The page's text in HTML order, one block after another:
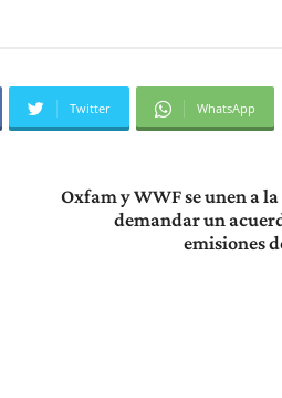
Twitter WhatsApp
Oxfam y WWF se unen a
demandar un
emisiones